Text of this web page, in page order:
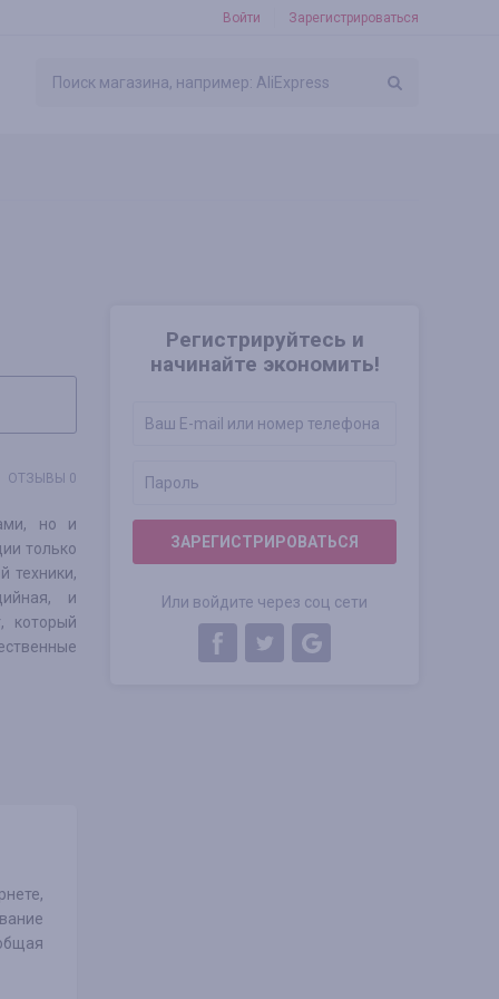
Войти Зарегистрироваться
Регистрируйтесь и
начинайте экономить!
ЗАРЕГИСТРИРОВАТЬСЯ
Или войдите через соц сети
ОТЗЫВЫ 0
но и
только
техники,
и
который